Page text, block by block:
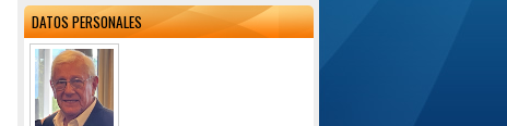
DATOS PERSONALES